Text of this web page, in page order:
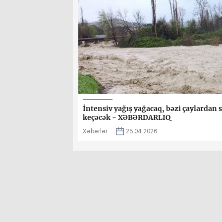
İntensiv yağış yağacaq, bəzi çaylardan
keçəcək - XƏBƏRDARLIQ
Xəbərlər 25.04.2026